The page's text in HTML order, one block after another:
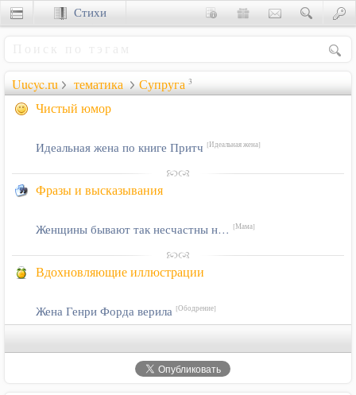
Uucyc.ru тематика Супруга 3
Чистый юмор
Идеальная жена по книге Притч [Идеальная жена]
Фразы и высказывания
Женщины бывают так несчастны н… [Мама]
Вдохновляющие иллюстрации
Жена Генри Форда верила [Ободрение]
Стихи